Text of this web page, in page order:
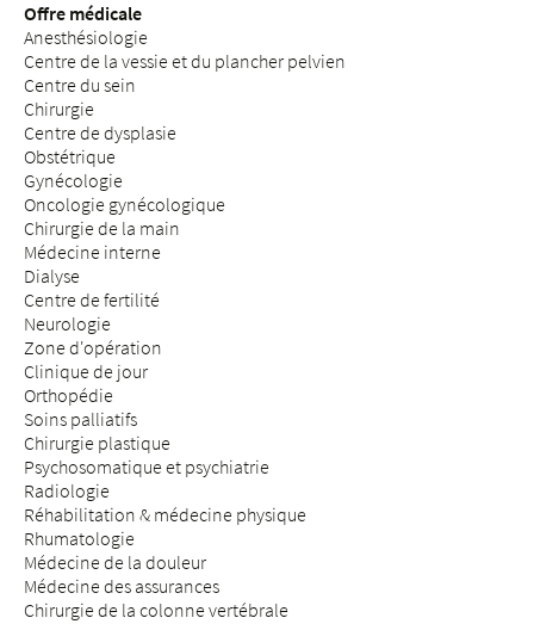
Offre médicale
Anesthésiologie
Centre de la vessie et du plancher pelvien
Centre du sein
Chirurgie
Centre de dysplasie
Obstétrique
Gynécologie
Oncologie gynécologique
Chirurgie de la main
Médecine interne
Dialyse
Centre de fertilité
Neurologie
Zone d'opération
Clinique de jour
Orthopédie
Soins palliatifs
Chirurgie plastique
Psychosomatique et psychiatrie
Radiologie
Réhabilitation & médecine physique
Rhumatologie
Médecine de la douleur
Médecine des assurances
Chirurgie de la colonne vertébrale